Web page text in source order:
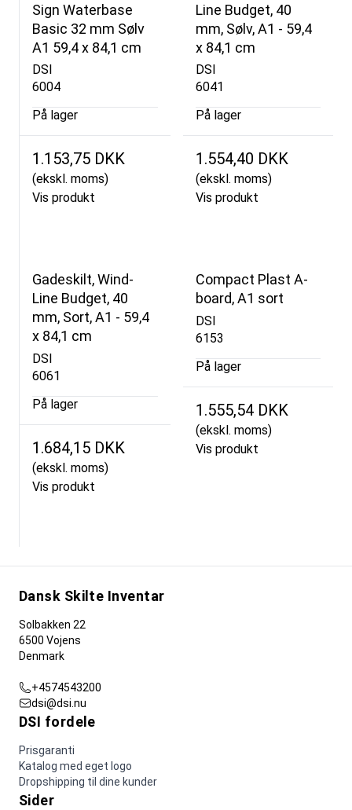
Sign Waterbase
Basic 32 mm Sølv
A1 59,4 x 84,1 cm
DSI
6004
På lager
1.153,75 DKK
(ekskl. moms)
Vis produkt
Line Budget, 40
mm, Sølv, A1 - 59,4
x 84,1 cm
DSI
6041
På lager
1.554,40 DKK
(ekskl. moms)
Vis produkt
Gadeskilt, Wind-
Line Budget, 40
mm, Sort, A1 - 59,4
x 84,1 cm
DSI
6061
På lager
1.684,15 DKK
(ekskl. moms)
Vis produkt
Compact Plast A-
board, A1 sort
DSI
6153
På lager
1.555,54 DKK
(ekskl. moms)
Vis produkt
Dansk Skilte Inventar
Solbakken 22
6500 Vojens
Denmark
+4574543200
dsi@dsi.nu
DSI fordele
Prisgaranti
Katalog med eget logo
Dropshipping til dine kunder
Sider